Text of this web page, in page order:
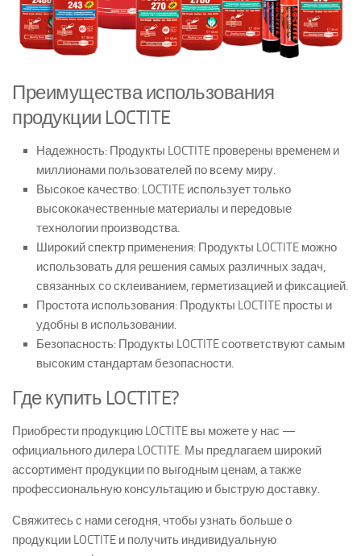
Преимущества использования
продукции LOCTITE
Надежность: Продукты LOCTITE проверены временем и
миллионами пользователей по всему миру.
Высокое качество: LOCTITE использует только
высококачественные материалы и передовые
технологии производства.
Широкий спектр применения: Продукты LOCTITE можно
использовать для решения самых различных задач,
связанных со склеиванием, герметизацией и фиксацией.
Простота использования: Продукты LOCTITE просты и
удобны в использовании.
Безопасность: Продукты LOCTITE соответствуют самым
высоким стандартам безопасности.
Где купить LOCTITE?
Приобрести продукцию LOCTITE вы можете у нас —
официального дилера LOCTITE. Мы предлагаем широкий
ассортимент продукции по выгодным ценам, а также
профессиональную консультацию и быструю доставку.
Свяжитесь с нами сегодня, чтобы узнать больше о
продукции LOCTITE и получить индивидуальную